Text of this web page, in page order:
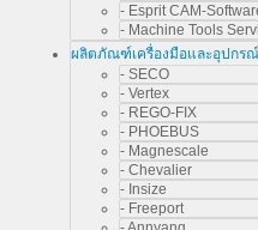
- Esprit CAM-
- Machine Tools
ผลิตภัณฑ์เครื่องมือและอุปกรณ์
- SECO
- Vertex
- REGO-FIX
- PHOEBUS
- Magnescale
- Chevalier
- Insize
- Freeport